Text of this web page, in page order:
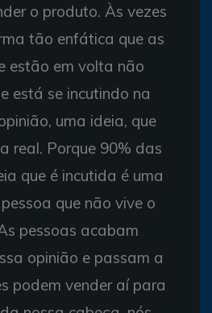
o produto. Às vezes
tão enfática que as
estão em volta não
está se incutindo na
uma ideia, que
real. Porque 90% das
que é incutida é uma
que não vive o
pessoas acabam
opinião e passam a
podem vender aí para